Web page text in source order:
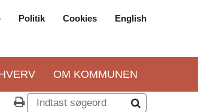
Politik Cookies English
OM KOMMUNEN